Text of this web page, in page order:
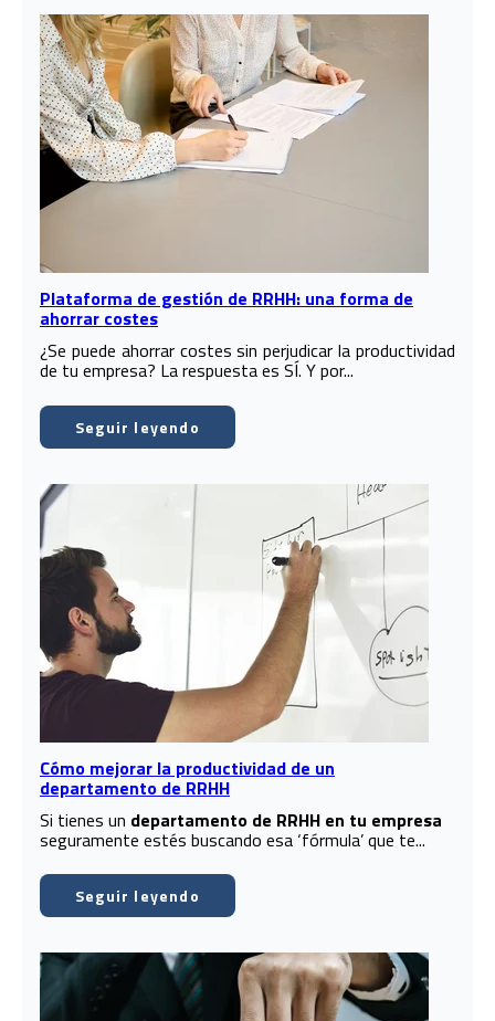
Plataforma de gestión de RRHH: una forma de
ahorrar costes
¿Se puede ahorrar costes sin perjudicar la productividad
de tu empresa? La respuesta es SÍ. Y por...
Seguir leyendo
Cómo mejorar la productividad de un
departamento de RRHH
Si tienes un departamento de RRHH en tu empresa
seguramente estés buscando esa ‘fórmula’ que te...
Seguir leyendo